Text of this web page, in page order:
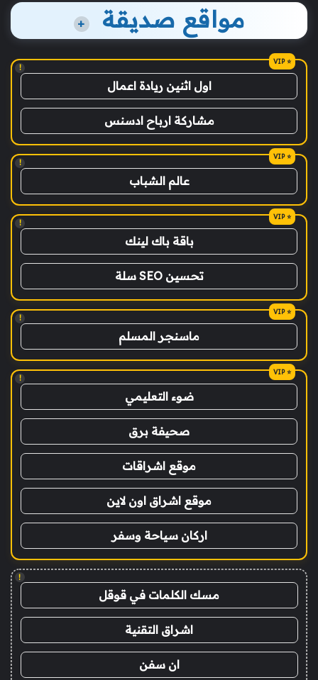
مواقع صديقة +
!
اول اثنين ريادة اعمال
مشاركة ارباح ادسنس
!
عالم الشباب
!
باقة باك لينك
تحسين SEO سلة
!
ماسنجر المسلم
!
ضوء التعليمي
صحيفة برق
موقع اشراقات
موقع اشراق اون لاين
اركان سياحة وسفر
!
مسك الكلمات في قوقل
اشراق التقنية
ان سفن